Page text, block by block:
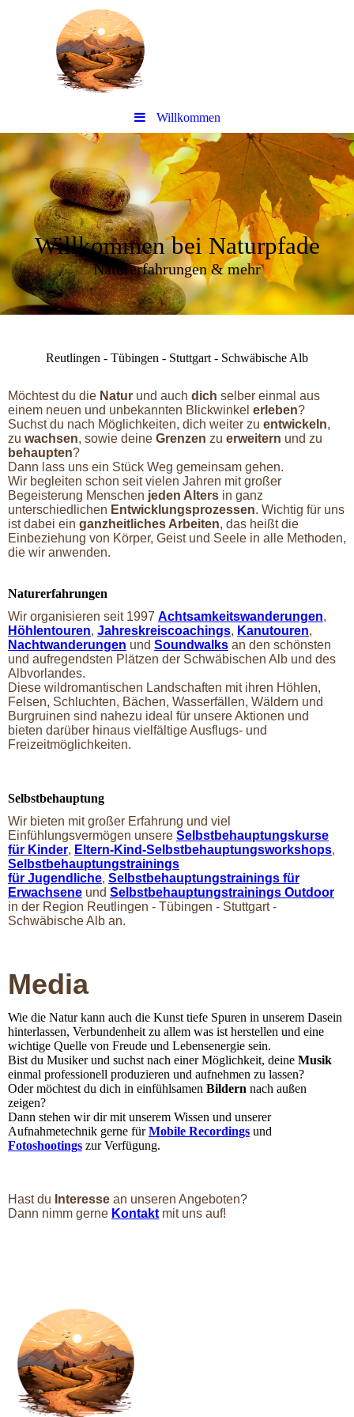
Willkommen
Willkommen bei Naturpfade
Naturerfahrungen & mehr
Reutlingen - Tübingen - Stuttgart - Schwäbische Alb
Möchtest du die Natur und auch d ich selber einmal aus
einem neuen und unbekannten Blickwinkel erleben?
Suchst du nach Möglichkeiten, dich weiter zu entwickeln,
zu wachsen, sowie deine Grenzen zu erweitern und zu
behaupten?
Dann lass uns ein Stück Weg gemeinsam gehen.
Wir begleiten schon seit vielen Jahren mit großer
Begeisterung Menschen jeden Alters in ganz
unterschiedlichen Entwicklungsprozessen. Wichtig für uns
ist dabei ein ganzheitliches Arbeiten, das heißt die
Einbeziehung von Körper, Geist und Seele in alle Methoden,
die wir anwenden.
Naturerfahrungen
Wir organisieren seit 1997 Achtsamkeitswanderungen,
Höhlentouren, Jahreskreiscoachings, Kanutouren,
Nachtwanderungen und Soundwalks an den schönsten
und aufregendsten Plätzen der Schwäbischen Alb und des
Albvorlandes.
Diese wildromantischen Landschaften mit ihren Höhlen,
Felsen, Schluchten, Bächen, Wasserfällen, Wäldern und
Burgruinen sind nahezu ideal für unsere Aktionen und
bieten darüber hinaus vielfältige Ausflugs- und
Freizeitmöglichkeiten.
Selbstbehauptung
Wir bieten mit großer Erfahrung und viel
Einfühlungsvermögen unsere Selbstbehauptungskurse
für Kinder, Eltern-Kind-Selbstbehauptungsworkshops,
Selbstbehauptungstrainings
für Jugendliche, Selbstbehauptungstrainings für
Erwachsene und Selbstbehauptungstrainings Outdoor
in der Region Reutlingen - Tübingen - Stuttgart -
Schwäbische Alb an.
Media
Wie die Natur kann auch die Kunst tiefe Spuren in unserem Dasein
hinterlassen, Verbundenheit zu allem was ist herstellen und eine
wichtige Quelle von Freude und Lebensenergie sein.
Bist du Musiker und suchst nach einer Möglichkeit, deine Musik
einmal professionell produzieren und aufnehmen zu lassen?
Oder möchtest du dich in einfühlsamen Bildern nach außen
zeigen?
Dann stehen wir dir mit unserem Wissen und unserer
Aufnahmetechnik gerne fürMobile Recordings und
Fotoshootings zur Verfügung.
Hast du Interesse an unseren Angeboten?
Dann nimm gerne Kontakt mit uns auf!